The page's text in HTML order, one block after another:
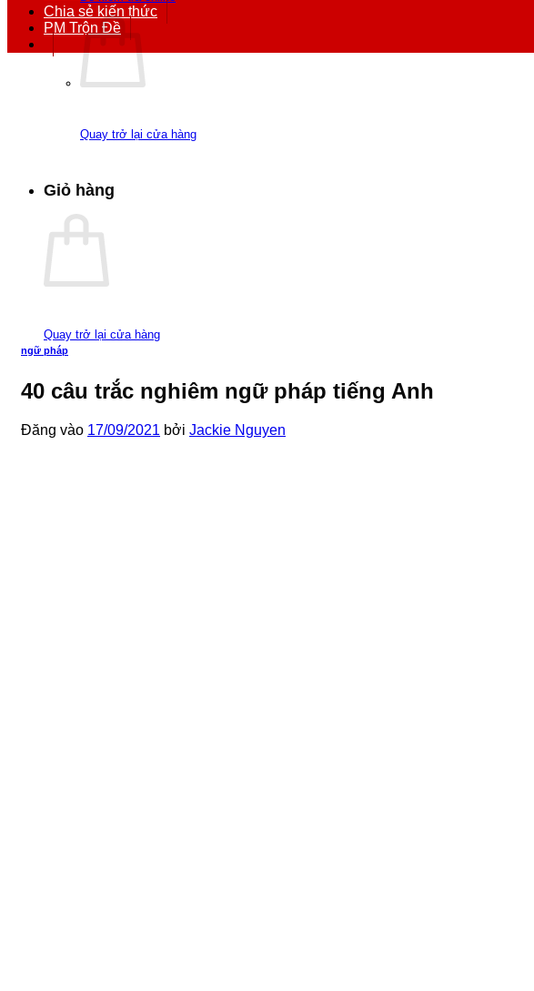
Quay trở lại cửa hàng
Giỏ hàng
Quay trở lại cửa hàng
Chia sẻ kiến thức
PM Trộn Đề
ngữ pháp
40 câu trắc nghiêm ngữ pháp tiếng Anh
Đăng vào 17/09/2021 bởi Jackie Nguyen